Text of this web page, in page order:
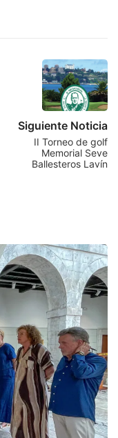
Siguiente Noticia
II Torneo de golf
Memorial Seve
Ballesteros Lavín